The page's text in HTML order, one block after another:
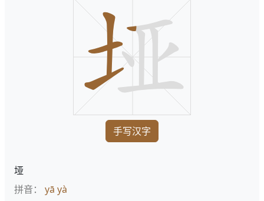
手写汉字
垭
拼音： yā yà